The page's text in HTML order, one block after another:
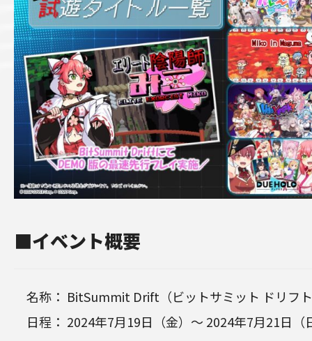
■イベント概要
名称： BitSummit Drift（ビットサミット ドリフ
日程： 2024年7月19日（金）～ 2024年7月21日（